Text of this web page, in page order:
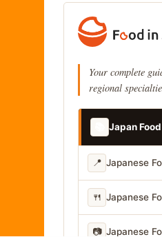
Your complete
regional
Japan
📍 Japanese
🍴 Japanese
📷 Japanese